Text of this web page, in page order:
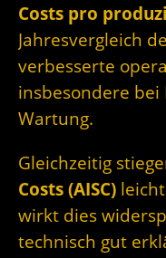
Costs pro
Jahresvergleich
verbesserte
insbesondere bei
Wartung.
Gleichzeitig
Costs (AISC)
wirkt dies
technisch gut